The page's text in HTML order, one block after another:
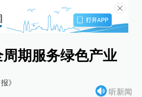
期服务绿色产业
》
听新闻